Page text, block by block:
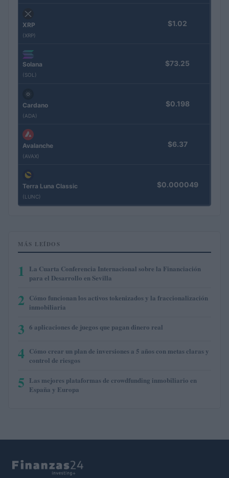
XRP
(XRP)
$1.02
Solana
(SOL)
$73.25
Cardano
(ADA)
$0.198
Avalanche
(AVAX)
$6.37
Terra Luna Classic
(LUNC)
$0.000049
MÁS LEÍDOS
1
La Cuarta Conferencia Internacional sobre la Financiación
para el Desarrollo en Sevilla
2 Cómo funcionan los activos tokenizados y la fraccionalización
inmobiliaria
3 6 aplicaciones de juegos que pagan dinero real
4 Cómo crear un plan de inversiones a 5 años con metas claras y
control de riesgos
5 Las mejores plataformas de crowdfunding inmobiliario en
España y Europa